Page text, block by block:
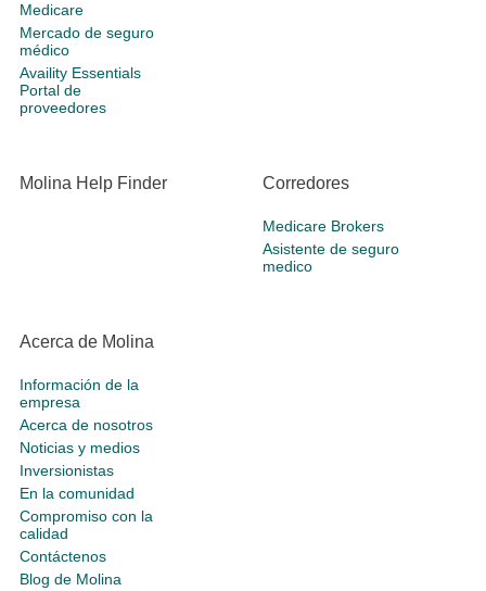
Medicare
Mercado de seguro
médico
Availity Essentials
Portal de
proveedores
Molina Help Finder Corredores
Medicare Brokers
Asistente de seguro
medico
Acerca de Molina
Información de la
empresa
Acerca de nosotros
Noticias y medios
Inversionistas
En la comunidad
Compromiso con la
calidad
Contáctenos
Blog de Molina